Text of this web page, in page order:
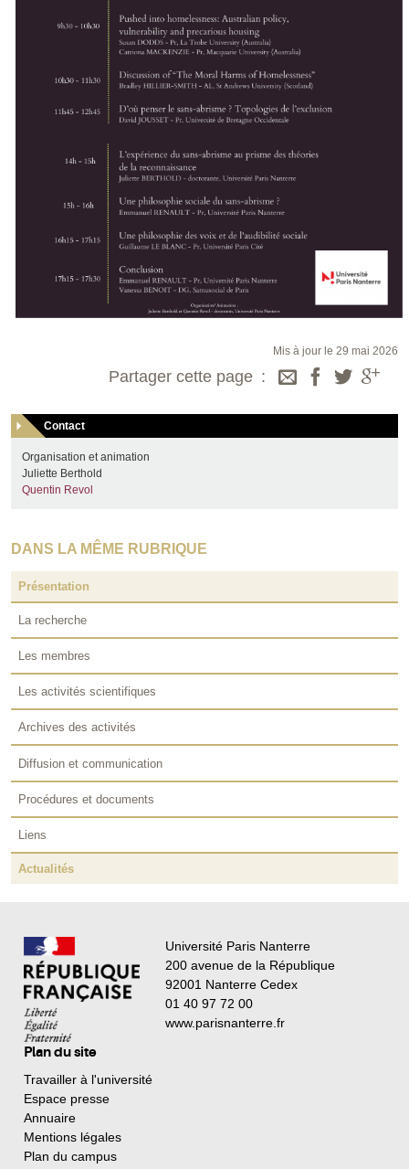
Mis à jour le 29 mai 2026
Partager cette page
Contact
Organisation et animation
Juliette Berthold
Quentin Revol
DANS LA MÊME RUBRIQUE
Présentation
La recherche
Les membres
Les activités scientifiques
Archives des activités
Diffusion et communication
Procédures et documents
Liens
Actualités
Université Paris Nanterre
200 avenue de la République
92001 Nanterre Cedex
01 40 97 72 00
www.parisnanterre.fr
Plan du site
Travailler à l'université
Espace presse
Annuaire
Mentions légales
Plan du campus